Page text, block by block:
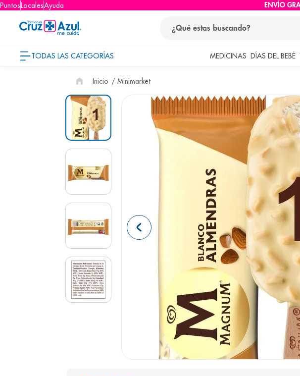
PuntosLocalesAyuda ENVÍO
TODAS LAS CATEGORÍAS MEDICINAS DÍAS DEL BEBÉ
Minimarket
términos más buscados
2 pañales
3. eucerin
4. cerave
bioderma
shampoo
desodorante
pediasure
panolini